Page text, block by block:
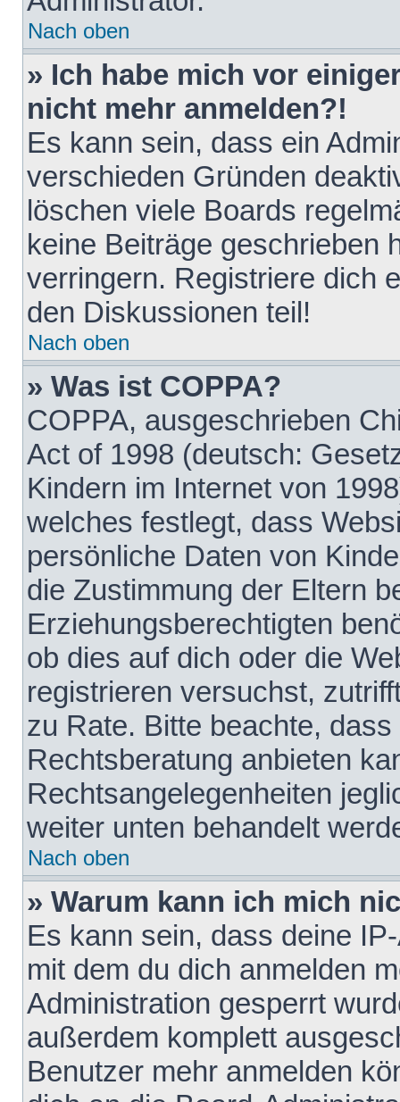
Nach oben
» Ich habe mich vor
nicht mehr anmelden?!
Es kann sein, dass ein
verschieden Gründen
löschen viele Boards
keine Beiträge geschrieben
verringern. Registriere dich
den Diskussionen teil!
Nach oben
» Was ist COPPA?
COPPA, ausgeschrieben
Act of 1998 (deutsch:
Kindern im Internet von
welches festlegt, dass
persönliche Daten von
die Zustimmung der Eltern
Erziehungsberechtigten
ob dies auf dich oder die
registrieren versuchst,
zu Rate. Bitte beachte,
Rechtsberatung anbieten
Rechtsangelegenheiten
weiter unten behandelt
Nach oben
» Warum kann ich mich
Es kann sein, dass deine
mit dem du dich anmelden
Administration gesperrt
außerdem komplett
Benutzer mehr anmelden